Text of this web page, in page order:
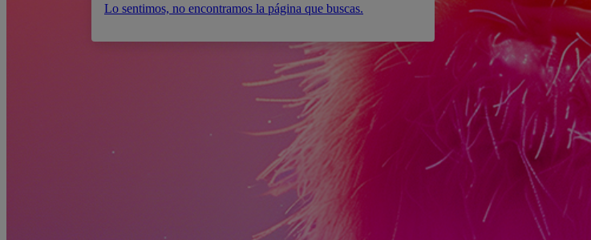
Lo sentimos, no encontramos la página que buscas.